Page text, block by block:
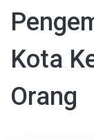
Kota
Orang